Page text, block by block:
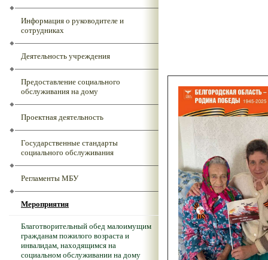
Информация о руководителе и
сотрудниках
Деятельность учреждения
Предоставление социального
обслуживания на дому
Проектная деятельность
Государственные стандарты
социального обслуживания
Регламенты МБУ
Мероприятия
Благотворительный обед малоимущим
гражданам пожилого возраста и
инвалидам, находящимся на
социальном обслуживании на дому